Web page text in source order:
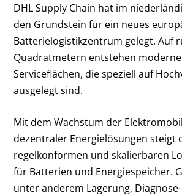
DHL Supply Chain hat im
den Grundstein für ein neues
Batterielogistikzentrum gelegt. Auf
Quadratmetern entstehen
Serviceflächen, die speziell auf
ausgelegt sind.
Mit dem Wachstum der
dezentraler Energielösungen steigt
regelkonformen und skalierbaren
für Batterien und Energiespeicher.
unter anderem Lagerung,